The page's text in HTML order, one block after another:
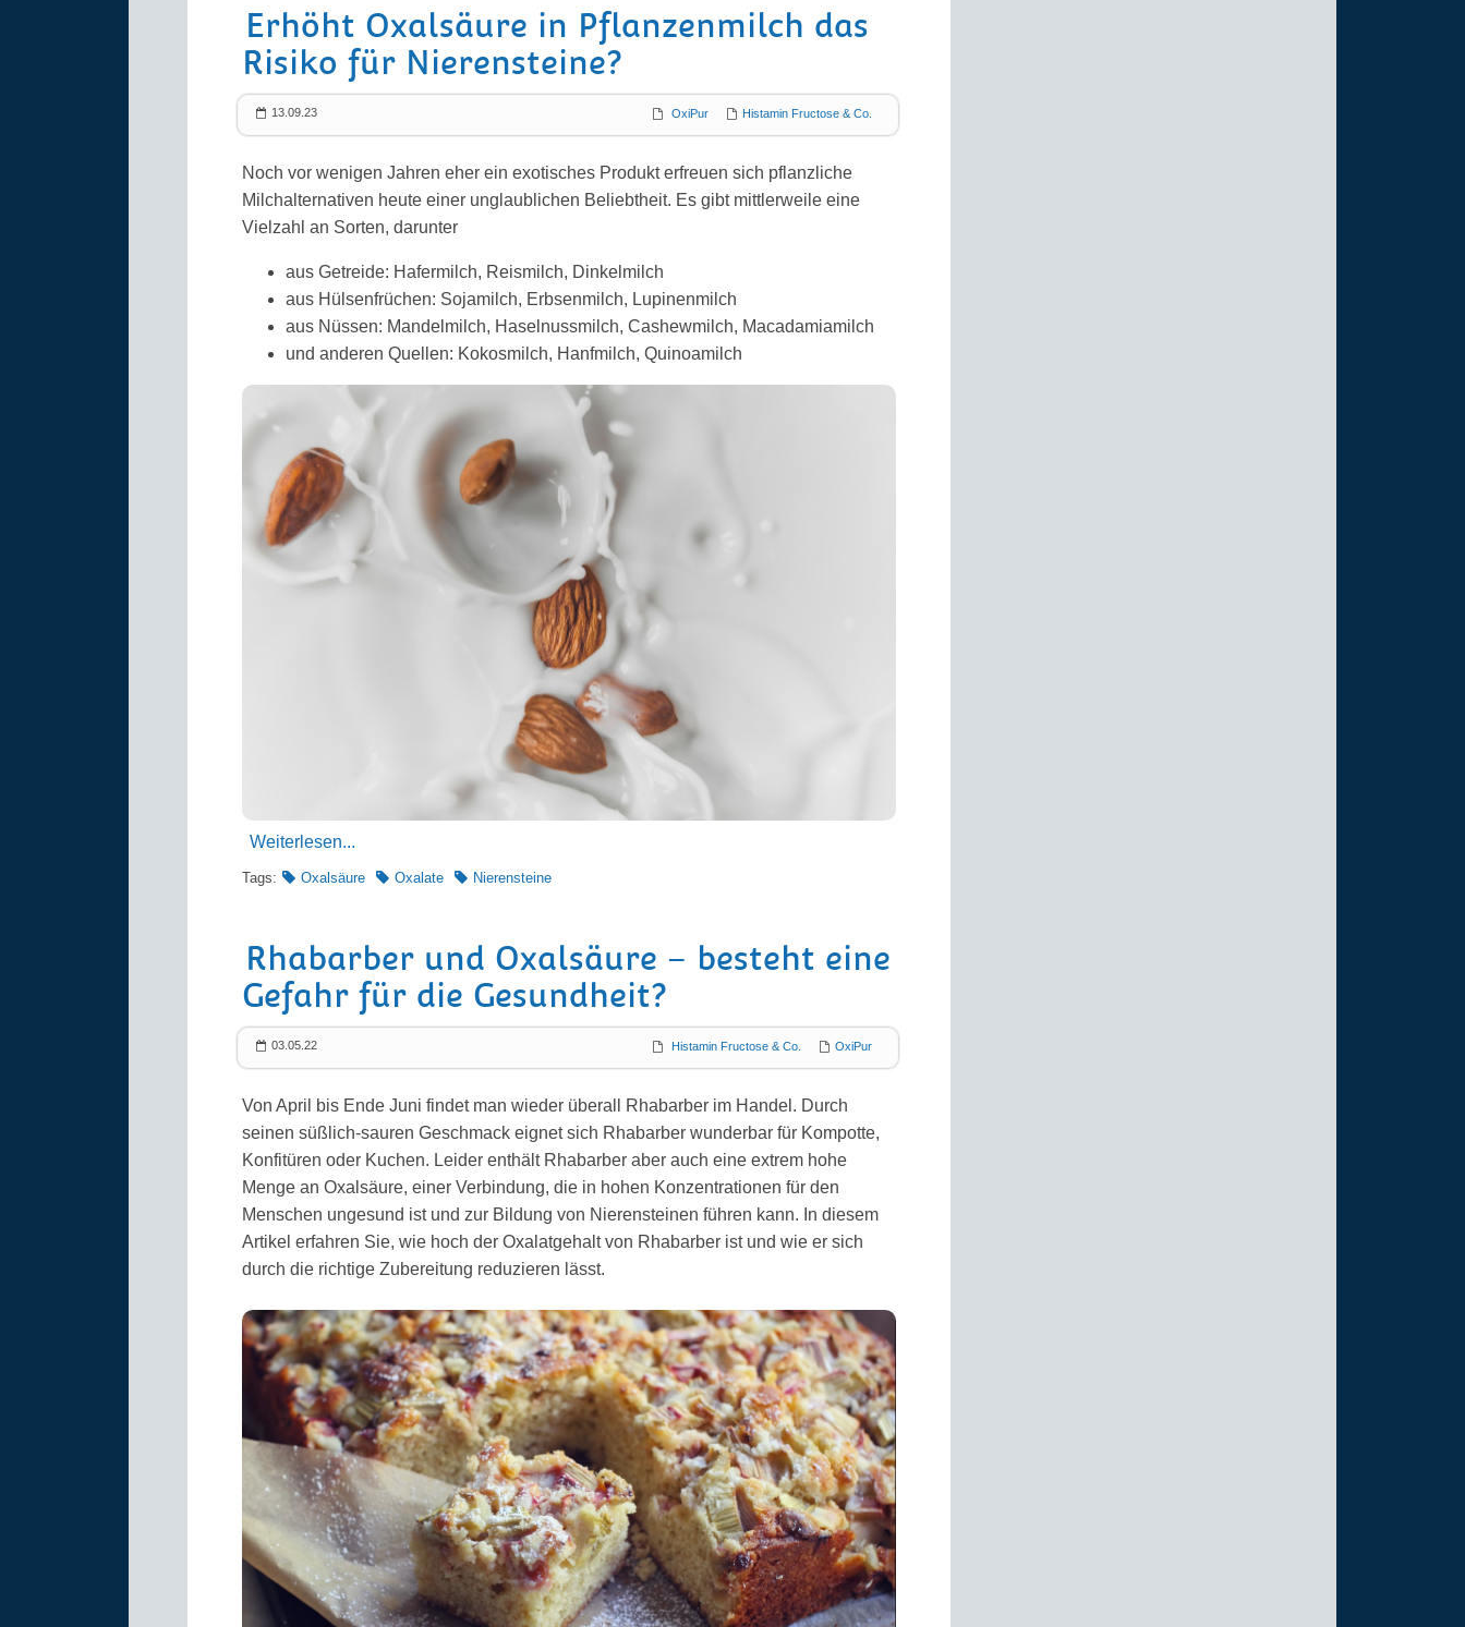
Erhöht Oxal­säure in Pflanzen­milch das
Risiko für Nieren­steine?
13.09.23 Histamin Fructose & Co.
OxiPur
Noch vor wenigen Jahren eher ein exotisches Produkt erfreuen sich pflanzliche
Milch­alternativen heute einer unglaublichen Belieb­theit. Es gibt mittler­weile eine
Viel­zahl an Sorten, darunter
aus Getreide: Hafermilch, Reismilch, Dinkelmilch
aus Hülsenfrüchen: Sojamilch, Erbsenmilch, Lupinenmilch
aus Nüssen: Mandelmilch, Haselnussmilch, Cashewmilch, Macadamiamilch
und anderen Quellen: Kokosmilch, Hanfmilch, Quinoamilch
Weiterlesen...
Tags: Oxalsäure Oxalate Nierensteine
Rhabarber und Oxalsäure – besteht eine
Gefahr für die Gesundheit?
03.05.22 OxiPur
Histamin Fructose & Co.
Von April bis Ende Juni findet man wieder überall Rhabarber im Handel. Durch
seinen süßlich-sauren Geschmack eignet sich Rhabarber wunderbar für Kompotte,
Konfitüren oder Kuchen. Leider enthält Rhabarber aber auch eine extrem hohe
Menge an Oxal­säure, einer Verbindung, die in hohen Konzentrationen für den
Menschen ungesund ist und zur Bildung von Nieren­steinen führen kann. In diesem
Artikel erfahren Sie, wie hoch der Oxalat­gehalt von Rhabarber ist und wie er sich
durch die richtige Zubereitung reduzieren lässt.